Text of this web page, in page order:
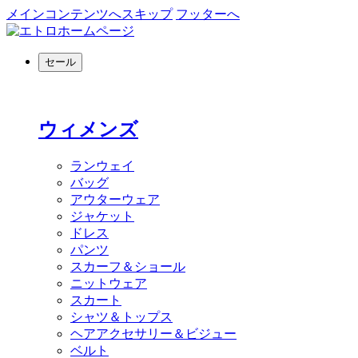
メインコンテンツへスキップ フッターへ
セール
ウィメンズ
ランウェイ
バッグ
アウターウェア
ジャケット
ドレス
パンツ
スカーフ＆ショール
ニットウェア
スカート
シャツ＆トップス
ヘアアクセサリー＆ビジュー
ベルト